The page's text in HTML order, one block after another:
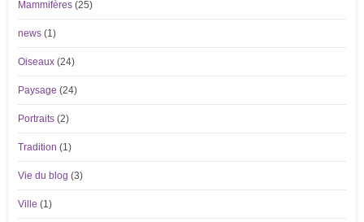
Mammifères (25)
news (1)
Oiseaux (24)
Paysage (24)
Portraits (2)
Tradition (1)
Vie du blog (3)
Ville (1)